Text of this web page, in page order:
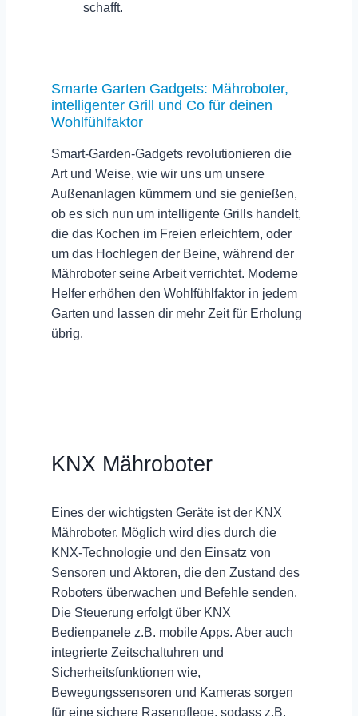
schafft.
Smarte Garten Gadgets: Mähroboter,
intelligenter Grill und Co für deinen
Wohlfühlfaktor
Smart-Garden-Gadgets revolutionieren die
Art und Weise, wie wir uns um unsere
Außenanlagen kümmern und sie genießen,
ob es sich nun um intelligente Grills handelt,
die das Kochen im Freien erleichtern, oder
um das Hochlegen der Beine, während der
Mähroboter seine Arbeit verrichtet. Moderne
Helfer erhöhen den Wohlfühlfaktor in jedem
Garten und lassen dir mehr Zeit für Erholung
übrig.
KNX Mähroboter
Eines der wichtigsten Geräte ist der KNX
Mähroboter. Möglich wird dies durch die
KNX-Technologie und den Einsatz von
Sensoren und Aktoren, die den Zustand des
Roboters überwachen und Befehle senden.
Die Steuerung erfolgt über KNX
Bedienpanele z.B. mobile Apps. Aber auch
integrierte Zeitschaltuhren und
Sicherheitsfunktionen wie,
Bewegungssensoren und Kameras sorgen
für eine sichere Rasenpflege, sodass z.B.